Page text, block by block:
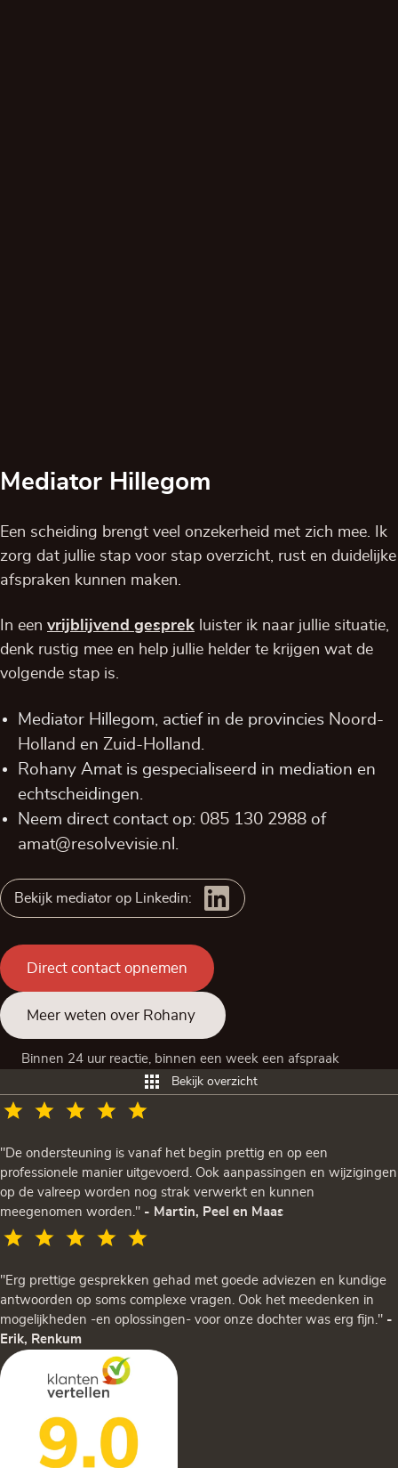
Mediator Hillegom
Een scheiding brengt veel onzekerheid met zich mee. Ik
zorg dat jullie stap voor stap overzicht, rust en duidelijke
afspraken kunnen maken.
In een vrijblijvend gesprek luister ik naar jullie situatie,
denk rustig mee en help jullie helder te krijgen wat de
volgende stap is.
Mediator Hillegom, actief in de provincies Noord-
Holland en Zuid-Holland
Rohany Amat is gespecialiseerd in mediation en
echtscheidingen.
Neem direct contact op: 085 130 2988 of
amat@resolvevisie.nl
Bekijk mediator op Linkedin:
Direct contact opnemen
Meer weten over Rohany
Binnen 24 uur reactie, binnen een week een afspraak
Bekijk overzicht
"De ondersteuning is vanaf het begin prettig en op een
professionele manier uitgevoerd. Ook aanpassingen en wijzigingen
op de valreep worden nog strak verwerkt en kunnen
meegenomen worden." - Martin, Peel en Maas
"Erg prettige gesprekken gehad met goede adviezen en kundige
antwoorden op soms complexe vragen. Ook het meedenken in
mogelijkheden -en oplossingen- voor onze dochter was erg fijn." -
Erik, Renkum